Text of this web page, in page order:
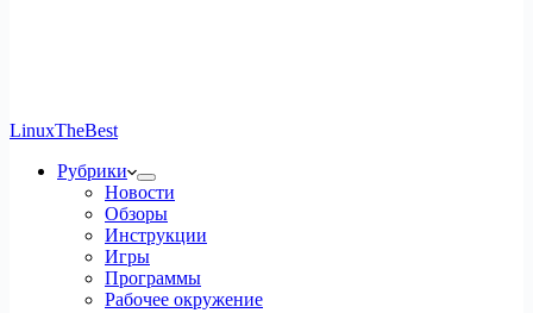
LinuxTheBest
Рубрики
Новости
Обзоры
Инструкции
Игры
Программы
Рабочее окружение